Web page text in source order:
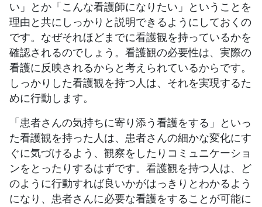
い」とか「こんな看護師になりたい」ということを
理由と共にしっかりと説明できるようにしておくの
です。なぜそれほどまでに看護観を持っているかを
確認されるのでしょう。看護観の必要性は、実際の
看護に反映されるからと考えられているからです。
しっかりした看護観を持つ人は、それを実現するた
めに行動します。
「患者さんの気持ちに寄り添う看護をする」といっ
た看護観を持った人は、患者さんの細かな変化にす
ぐに気づけるよう、観察をしたりコミュニケーショ
ンをとったりするはずです。看護観を持つ人は、ど
のように行動すれば良いかがはっきりとわかるよう
になり、患者さんに必要な看護をすることが可能に